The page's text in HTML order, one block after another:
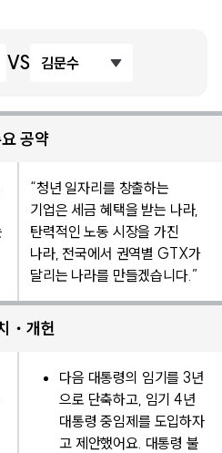
VS 김문수
공약
“청년 일자리를 창출하는
기업은 세금 혜택을 받는 나라,
탄력적인 노동 시장을 가진
나라, 전국에서 권역별 GTX가
달리는 나라를 만들겠습니다.”
・개헌
다음 대통령의 임기를 3년
으로 단축하고, 임기 4년
대통령 중임제를 도입하자
고 제안했어요. 대통령 불